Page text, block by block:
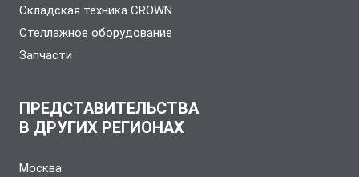
Складская техника CROWN
Стеллажное оборудование
Запчасти
ПРЕДСТАВИТЕЛЬСТВА
В ДРУГИХ РЕГИОНАХ
Москва